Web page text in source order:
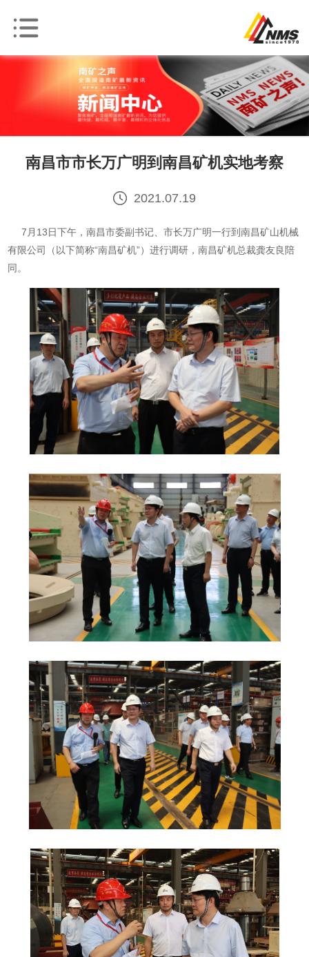
南昌市市长万广明到南昌矿机实地考察
2021.07.19
7月13日下午，南昌市委副书记、市长万广明一行到南昌矿山机械
有限公司（以下简称“南昌矿机”）进行调研，南昌矿机总裁龚友良陪
同。